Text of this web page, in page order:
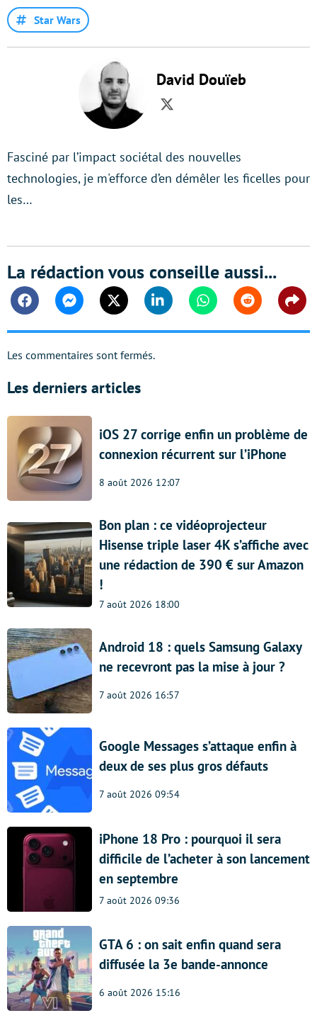
Star Wars
David Douïeb
Twitter
Fasciné par l’impact sociétal des nouvelles
technologies, je m'efforce d’en démêler les ficelles pour
les…
La rédaction vous conseille aussi...
FacebookMessengerTwitter Linkedin WhatsappReddit
Les commentaires sont fermés.
Les derniers articles
iOS 27 corrige enfin un problème de
connexion récurrent sur l’iPhone
8 août 2026 12:07
Bon plan : ce vidéoprojecteur
Hisense triple laser 4K s’affiche avec
une rédaction de 390 € sur Amazon
!
7 août 2026 18:00
Android 18 : quels Samsung Galaxy
ne recevront pas la mise à jour ?
7 août 2026 16:57
Google Messages s’attaque enfin à
deux de ses plus gros défauts
7 août 2026 09:54
iPhone 18 Pro : pourquoi il sera
difficile de l’acheter à son lancement
en septembre
7 août 2026 09:36
GTA 6 : on sait enfin quand sera
diffusée la 3e bande-annonce
6 août 2026 15:16